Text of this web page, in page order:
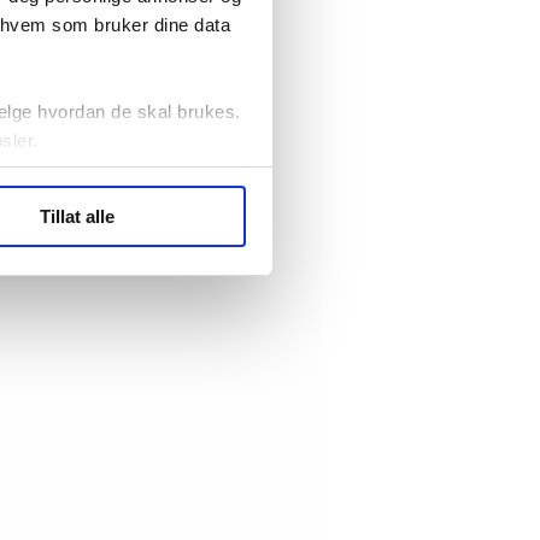
som bruker dine data
hvordan de skal brukes.
statistikk.
Tillat alle